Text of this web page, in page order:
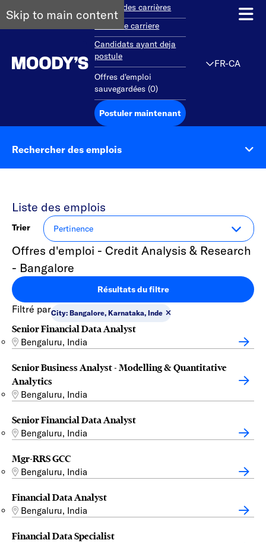
Skip to main contentAperçu des carrières
Debut de carriere
Candidats ayant deja
postule
Offres d'emploi
sauvegardées (0)
Postuler maintenant
FR-CA
Rechercher des emplois
Liste des emplois
Trier
Offres d'emploi - Credit Analysis & Research
- Bangalore
Résultats du filtre
Filtré parCity: Bangalore, Karnataka, Inde
Senior Financial Data Analyst
Bengaluru, India
Senior Business Analyst - Modelling & Quantitative
Analytics
Bengaluru, India
Senior Financial Data Analyst
Bengaluru, India
Mgr-RRS GCC
Bengaluru, India
Financial Data Analyst
Bengaluru, India
Financial Data Specialist